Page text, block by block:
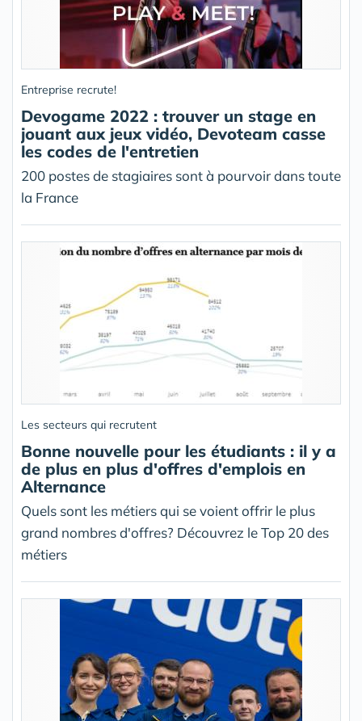
Entreprise recrute!
Devogame 2022 : trouver un stage en
jouant aux jeux vidéo, Devoteam casse
les codes de l'entretien
200 postes de stagiaires sont à pourvoir dans toute
la France
Les secteurs qui recrutent
Bonne nouvelle pour les étudiants : il y a
de plus en plus d'offres d'emplois en
Alternance
Quels sont les métiers qui se voient offrir le plus
grand nombres d'offres? Découvrez le Top 20 des
métiers